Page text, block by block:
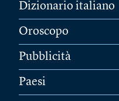
Dizionario italiano
Oroscopo
Pubblicità
Paesi